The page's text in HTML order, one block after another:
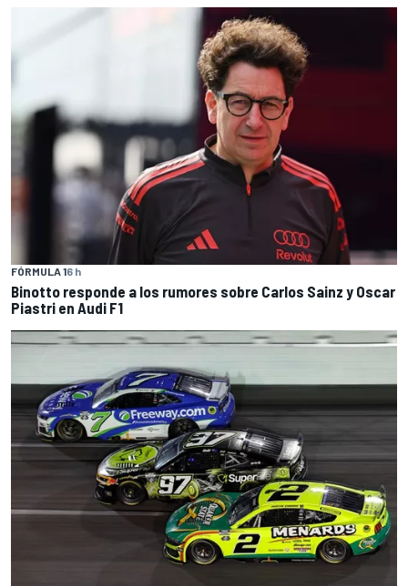
FÓRMULA 16 h
Binotto responde a los rumores sobre Carlos Sainz y Oscar
Piastri en Audi F1